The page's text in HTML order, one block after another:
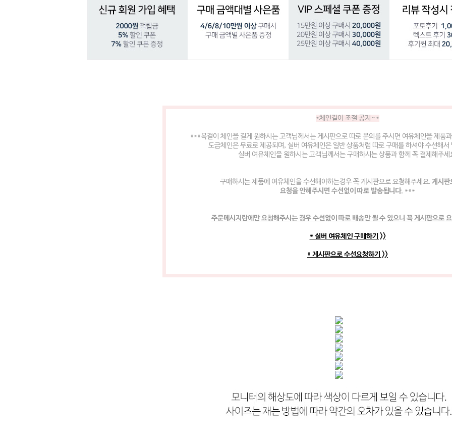
*체인길이 조절 공지~*
***목걸이 체인을 길게 원하시는 고객님께서는 게시판으로 따로 문의를 주시면 여유체인을 제품
도금체인은 무료로 제공되며, 실버 여유체인은 일반 상품처럼 따로 구매를 하셔야 수선해서
실버 여유체인을 원하시는 고객님께서는 구매하시는 상품과 함께 꼭 결제해주세
구매하시는 제품에 여유체인을 수선해야하는경우 꼭 게시판으로 요청해주세요. 게시판
요청을 안해주시면 수선없이 따로 발송됩니다. ***
주문메시지란에만 요청해주시는 경우 수선없이 따로 배송만 될 수 있으니 꼭 게시판으로
* 실버 여유체인 구매하기 >>
* 게시판으로 수선요청하기 >>